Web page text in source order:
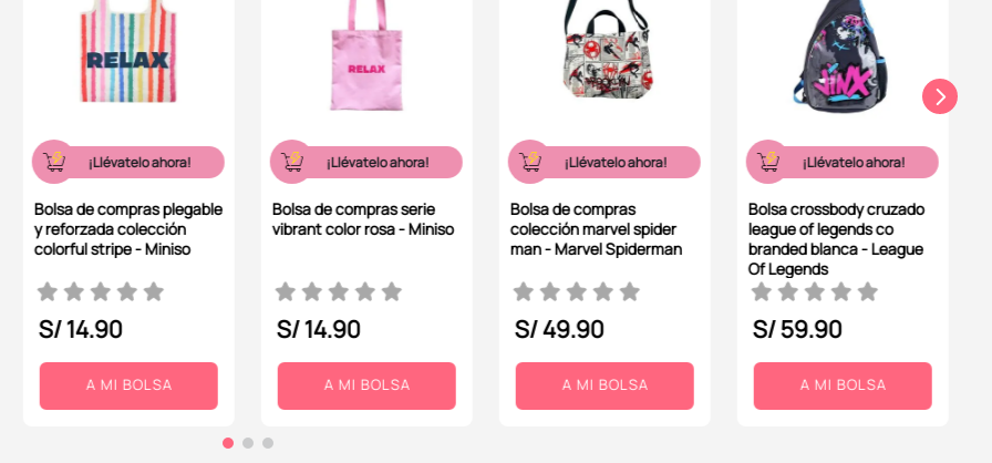
¡Llévatelo ahora!
Bolsa de compras plegable
y reforzada colección
colorful stripe - Miniso
S/14.90
A MI BOLSA
¡Llévatelo ahora!
Bolsa de compras serie
vibrant color rosa - Miniso
S/14.90
A MI BOLSA
¡Llévatelo ahora!
Bolsa de compras
colección marvel spider
man - Marvel Spiderman
S/49.90
A MI BOLSA
¡Llévatelo ahora!
Bolsa crossbody cruzado
league of legends co
branded blanca - League
Of Legends
S/59.90
A MI BOLSA